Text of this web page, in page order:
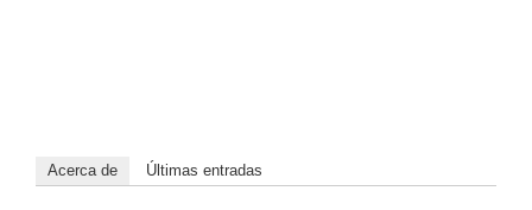
Acerca de Últimas entradas